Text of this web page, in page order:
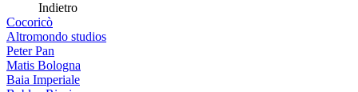
Indietro
Cocoricò
Altromondo studios
Peter Pan
Matis Bologna
Baia Imperiale